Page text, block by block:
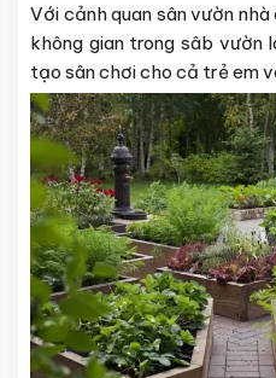
Với cảnh quan sân vườn
không gian trong sâb vườn
tạo sân chơi cho cả trẻ em